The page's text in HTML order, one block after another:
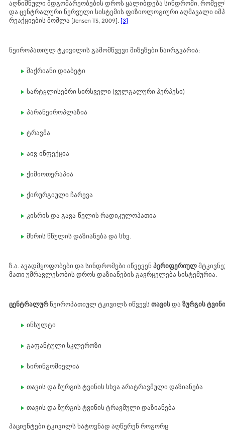
აღნიშნული მდგომარეობების დროს ყალიბდება სინდრომი,
და ცენტრალური ნერვული სისტემის ფიზიოლოგიური აღმავალი
რეაქციების მოშლა [Jensen TS, 2009]. [3]
ნეიროპათიულ ტკივილის გამომწვევი მიზეზები ნაირგვარია:
შაქრიანი დიაბეტი
სარტყლისებრი სირსველი (ვულგალური ჰერპესი)
პარანეიროპლაზია
ტრავმა
აივ-ინფექცია
ქიმიოთერაპია
ქირურგიული ჩარევა
კისრის და გავა-წელის რადიკულოპათია
მხრის წნულის დაზიანება და სხვ.
ზ.ა. ავადმყოფობები და სინდრომები იწვევენ პერიფერიულ
მათი უმრავლესობის დროს დაზიანების გავრცელება სისტემურია.
ცენტრალურნეიროპათიულ ტკივილს იწვევს თავის და ზურგის
ინსულტი
გაფანტული სკლეროზი
სირინგომიელია
თავის და ზურგის ტვინის სხვა არატრავმული დაზიანება
თავის და ზურგის ტვინის ტრავმული დაზიანება
პაციენტები ტკივილს ხატოვნად აღწერენ როგორც